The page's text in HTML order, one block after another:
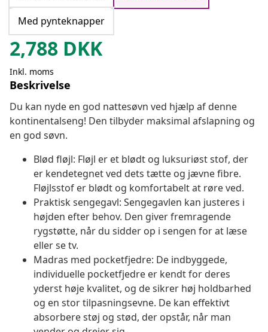
Med pynteknapper
2,788 DKK
Inkl. moms
Beskrivelse
Du kan nyde en god nattesøvn ved hjælp af denne
kontinentalseng! Den tilbyder maksimal afslapning og
en god søvn.
Blød fløjl: Fløjl er et blødt og luksuriøst stof, der
er kendetegnet ved dets tætte og jævne fibre.
Fløjlsstof er blødt og komfortabelt at røre ved.
Praktisk sengegavl: Sengegavlen kan justeres i
højden efter behov. Den giver fremragende
rygstøtte, når du sidder op i sengen for at læse
eller se tv.
Madras med pocketfjedre: De indbyggede,
individuelle pocketfjedre er kendt for deres
yderst høje kvalitet, og de sikrer høj holdbarhed
og en stor tilpasningsevne. De kan effektivt
absorbere støj og stød, der opstår, når man